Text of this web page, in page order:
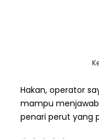
Hakan, operator
mampu
penari perut yang